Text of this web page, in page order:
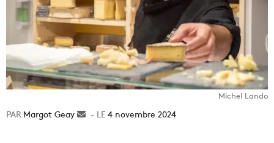
Michel Lando
Margot Geay
Envoyer4 novembre 2024